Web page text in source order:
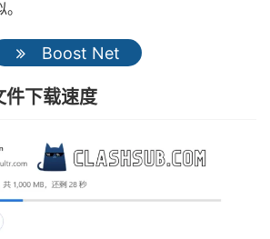
Boost Net
下载速度